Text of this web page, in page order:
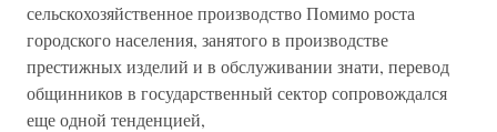
сельскохозяйственное производство Помимо роста
городского населения, занятого в производстве
престижных изделий и в обслуживании знати, перевод
общинников в государственный сектор сопровождался
еще одной тенденцией,